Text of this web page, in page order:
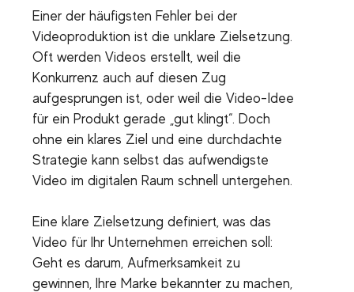
Einer der häufigsten Fehler bei der
Videoproduktion ist die unklare Zielsetzung.
Oft werden Videos erstellt, weil die
Konkurrenz auch auf diesen Zug
aufgesprungen ist, oder weil die Video-Idee
für ein Produkt gerade „gut klingt“. Doch
ohne ein klares Ziel und eine durchdachte
Strategie kann selbst das aufwendigste
Video im digitalen Raum schnell untergehen.
Eine klare Zielsetzung definiert, was das
Video für Ihr Unternehmen erreichen soll:
Geht es darum, Aufmerksamkeit zu
gewinnen, Ihre Marke bekannter zu machen,